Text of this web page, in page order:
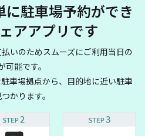
駐車場予約ができ
アアプリです
いのためスムーズにご利用当日の
可能です。
車場拠点から、目的地に近い駐車
かります。